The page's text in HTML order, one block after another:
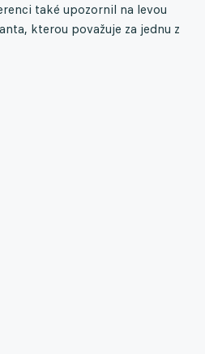
také upozornil na levou
kterou považuje za jednu z